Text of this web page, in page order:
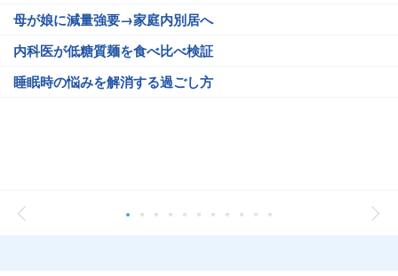
母が娘に減量強要→家庭内別居へ
内科医が低糖質麺を食べ比べ検証
睡眠時の悩みを解消する過ごし方